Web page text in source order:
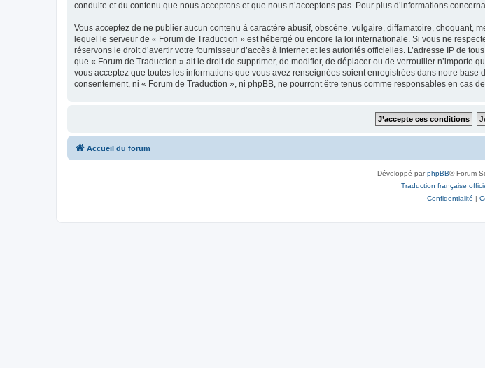
conduite et du contenu que nous acceptons et que nous n’acceptons pas. Pour plus d’informations
Vous acceptez de ne publier aucun contenu à caractère abusif, obscène, vulgaire, diffamatoire, choquant,
lequel le serveur de « Forum de Traduction » est hébergé ou encore la loi internationale. Si vous ne
réservons le droit d’avertir votre fournisseur d’accès à internet et les autorités officielles. L’adresse IP de
que « Forum de Traduction » ait le droit de supprimer, de modifier, de déplacer ou de verrouiller n’importe
vous acceptez que toutes les informations que vous avez renseignées soient enregistrées dans notre
consentement, ni « Forum de Traduction », ni phpBB, ne pourront être tenus comme responsables en cas
Accueil du forum
Développé parphpBB® Forum
Traduction française
Confidentialité |